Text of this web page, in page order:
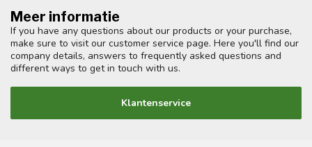
Meer informatie
If you have any questions about our products or your purchase,
make sure to visit our customer service page. Here you'll find our
company details, answers to frequently asked questions and
different ways to get in touch with us.
Klantenservice